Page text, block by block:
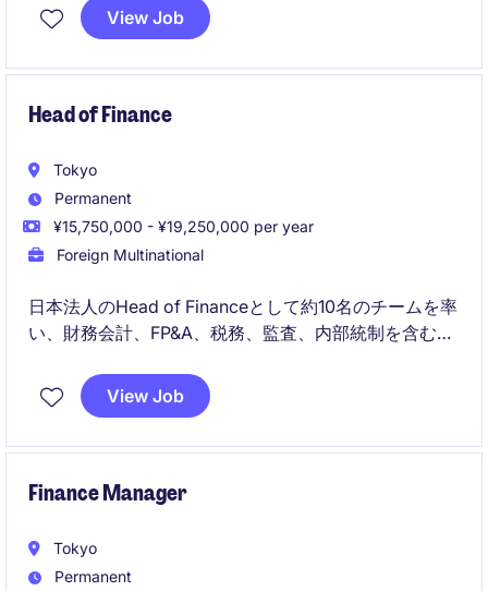
国内の経営陣およびグローバルファイナンスチームと
View Job
Head of Finance
Tokyo
Permanent
¥15,750,000 - ¥19,250,000 per year
Foreign Multinational
日本法人のHead of Financeとして約10名のチームを率
い、財務会計、FP&A、税務、監査、内部統制を含むフ
日本の経営陣および海外のリージョナル・グローバル
ンです。
View Job
Finance Manager
Tokyo
Permanent